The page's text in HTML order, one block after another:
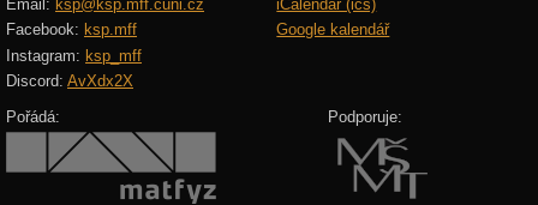
Email: ksp@ksp.mff.cuni.cz
Facebook: ksp.mff
Instagram: ksp_mff
Discord: AvXdx2X
iCalendar (ics)
Google kalendář
Pořádá: Podporuje: